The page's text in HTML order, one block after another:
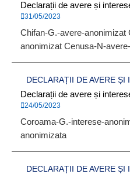
Declarații de avere și
31/05/2023
Chifan-G.-avere-anonimizat
anonimizat Cenusa-N-
DECLARAȚII DE AVERE ȘI
Declarații de avere și
24/05/2023
Coroama-G.-interese-
anonimizata
DECLARAȚII DE AVERE ȘI